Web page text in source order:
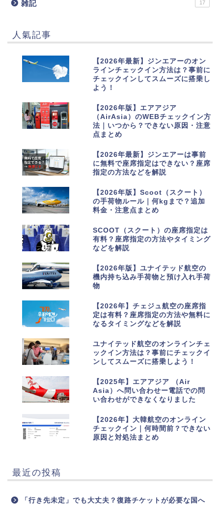
雑記 17
人氣記事
【2026年最新】ジンエアーのオン
ラインチェックイン方法は？事前に
チェックインしてスムーズに搭乗し
よう！
【2026年版】エアアジア
（AirAsia）のWEBチェックイン方
法｜いつから？できない原因・注意
点まとめ
【2026年最新】ジンエアーは事前
に無料で座席指定はできない？座席
指定の方法などを解説
【2026年版】Scoot（スクート）
の手荷物ルール｜何kgまで？追加
料金・注意点まとめ
SCOOT（スクート）の座席指定は
有料？座席指定の方法やタイミング
などを解説
【2026年版】ユナイテッド航空の
機内持ち込み手荷物と預け入れ手荷
物
【2026年】チェジュ航空の座席指
定は有料？座席指定の方法や無料に
なるタイミングなどを解説
ユナイテッド航空のオンラインチェ
ックイン方法は？事前にチェックイ
ンしてスムーズに搭乗しよう！
【2025年】エアアジア （Air
Asia）へ問い合わせー電話での問
い合わせができなくなりました
【2026年】大韓航空のオンライン
チェックイン｜何時間前？できない
原因と対処法まとめ
最近の投稿
「行き先未定」でも大丈夫？復路チケットが必要な国へ